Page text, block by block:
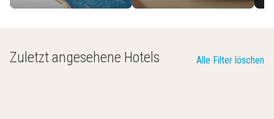
Zuletzt angesehene Hotels Alle Filter löschen